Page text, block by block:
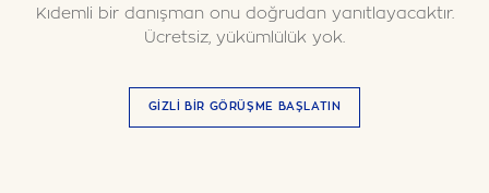
Kıdemli bir danışman onu doğrudan yanıtlayacaktır.
Ücretsiz, yükümlülük yok.
GIZLI BIR GÖRÜŞME BAŞLATIN